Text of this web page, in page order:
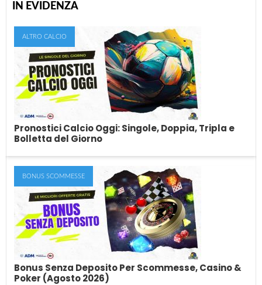
IN EVIDENZA
ALTRO CALCIO
Pronostici Calcio Oggi: Singole, Doppia, Tripla e
Bolletta del Giorno
Pronostici Calcio Oggi: Singole, Doppia,
Tripla e Bolletta del Giorno
In cerca di pronostici sul calcio di oggi? Il team di esperti di
SkillAndBet pubblica...
BONUS SCOMMESSE
Bonus Senza Deposito Per Scommesse, Casino &
Poker (Agosto 2026)